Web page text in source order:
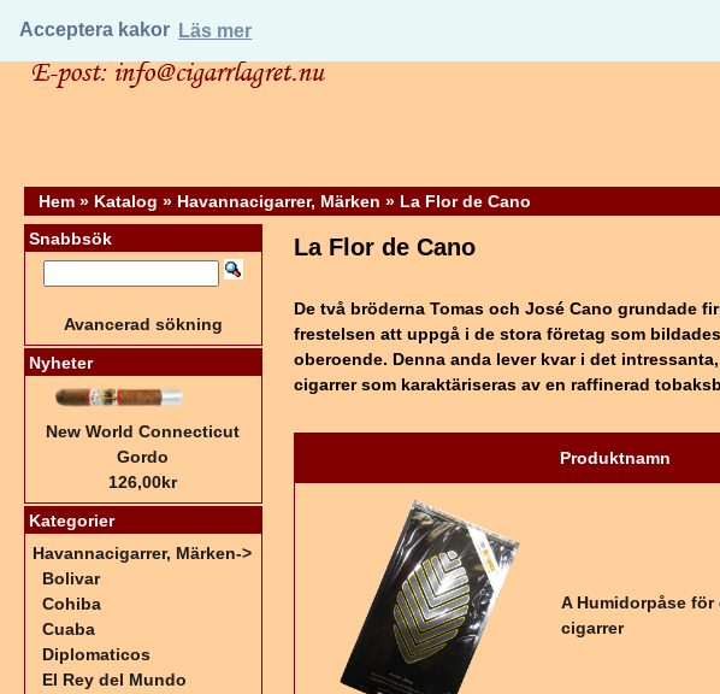
Acceptera kakor Läs mer
Hem » Katalog » Havannacigarrer, Märken » La Flor de Cano
La Flor de Cano
De två bröderna Tomas och José Cano grundade
frestelsen att uppgå i de stora företag som
oberoende. Denna anda lever kvar i det
cigarrer som karaktäriseras av en raffinerad
Produktnamn
A Humidorpåse för
cigarrer
Snabbsök
Avancerad sökning
Nyheter
New World Connecticut
Gordo
126,00kr
Kategorier
Havannacigarrer, Märken->
Bolivar
Cohiba
Cuaba
Diplomaticos
El Rey del Mundo